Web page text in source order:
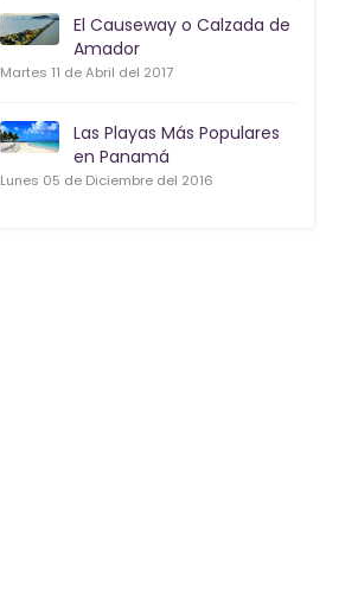
El Causeway o Calzada de
Amador
Martes 11 de Abril del 2017
Las Playas Más Populares
en Panamá
Lunes 05 de Diciembre del 2016